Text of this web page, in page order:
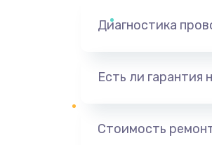
Диагностика
Есть ли гарантия
Стоимость